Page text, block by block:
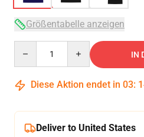
Größentabelle anzeigen
IN
Diese Aktion endet in 03:
Deliver to United States